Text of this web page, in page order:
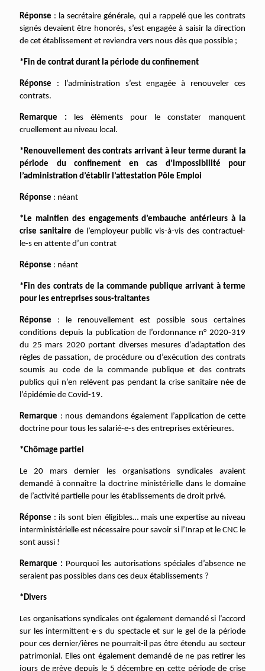
Réponse : la secrétaire générale, qui a rappelé que les contrats
signés devaient être honorés, s’est engagée à saisir la direction
de cet établissement et reviendra vers nous dès que possible ;
*Fin de contrat durant la période du confinement
Réponse : l’administration s’est engagée à renouveler ces
contrats.
Remarque :
les éléments pour le constater manquent
cruellement au niveau local.
*Renouvellement des contrats arrivant à leur terme durant la
période du confinement en cas d’impossibilité pour
l’administration d’établir l’attestation Pôle Emploi
Réponse : néant
*Le maintien des engagements d’embauche antérieurs à la
crise sanitaire de l’employeur public vis-à-vis des contractuel-
le-s en attente d’un contrat
Réponse : néant
*Fin des contrats de la commande publique arrivant à terme
pour les entreprises sous-traitantes
Réponse : le renouvellement est possible sous certaines
conditions depuis la publication de l’ordonnance n° 2020-319
du 25 mars 2020portant diverses mesures d’adaptation des
règles de passation, de procédure ou d’exécution des contrats
soumis au code de la commande publique et des contrats
publics qui n’en relèvent pas pendant la crise sanitaire née de
l’épidémie de Covid-19.
Remarque : nous demandons également l’application de cette
doctrine pour tous les salarié-e-s des entreprises extérieures.
*Chômage partiel
Le 20 mars dernier les organisations syndicales avaient
demandé à connaître la doctrine ministérielle dans le domaine
de l’activité partielle pour les établissements de droit privé.
Réponse : ils sont bien éligibles… mais une expertise au niveau
interministérielle est nécessaire pour savoir si l’Inrap et le CNC le
sont aussi !
Remarque : Pourquoi les autorisations spéciales d’absence ne
seraient pas possibles dans ces deux établissements ?
*Divers
Les organisations syndicales ont également demandé si l’accord
sur les intermittent-e-s du spectacle et sur le gel de la période
pour ces dernier/ières ne pourrait-il pas être étendu au secteur
patrimonial. Elles ont également demandé de ne pas retirer les
jours de grève depuis le 5 décembre en cette période de crise